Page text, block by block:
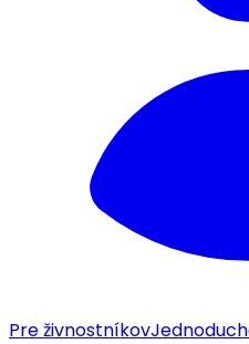
Pre živnostníkov